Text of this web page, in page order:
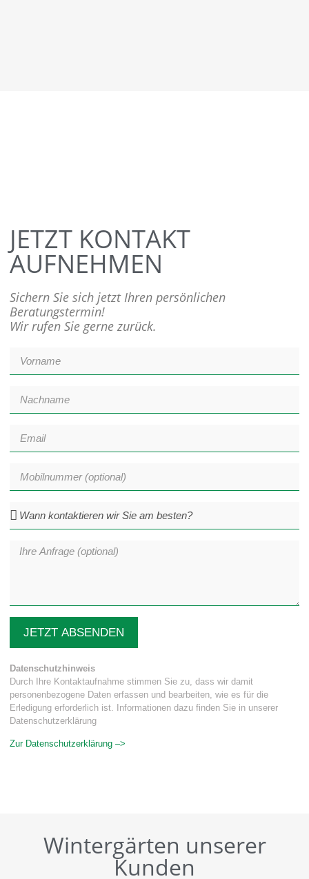
JETZT KONTAKT
AUFNEHMEN
Sichern Sie sich jetzt Ihren persönlichen
Beratungstermin!
Wir rufen Sie gerne zurück.
JETZT ABSENDEN
Datenschutzhinweis
Durch Ihre Kontaktaufnahme stimmen Sie zu, dass wir damit
personenbezogene Daten erfassen und bearbeiten, wie es für die
Erledigung erforderlich ist. Informationen dazu finden Sie in unserer
Datenschutzerklärung
Zur Datenschutzerklärung –>
Wintergärten unserer
Kunden